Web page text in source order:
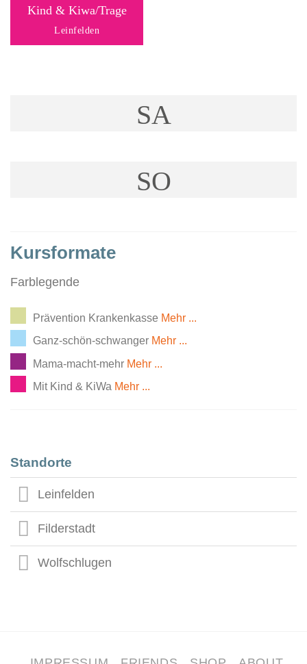
Kind & Kiwa/Trage
Leinfelden
SA
SO
Kursformate
Farblegende
Prävention Krankenkasse Mehr ...
Ganz-schön-schwangerMehr ...
Mama-macht-mehrMehr ...
Mit Kind & KiWaMehr ...
Standorte
Leinfelden
Filderstadt
Wolfschlugen